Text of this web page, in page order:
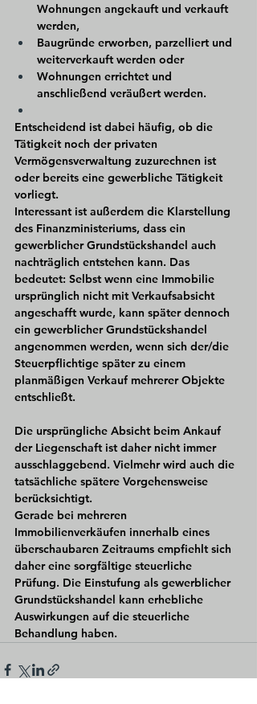
Wohnungen angekauft und verkauft
werden,
Baugründe erworben, parzelliert und
weiterverkauft werden oder
Wohnungen errichtet und
anschließend veräußert werden.
Entscheidend ist dabei häufig, ob die
Tätigkeit noch der privaten
Vermögensverwaltung zuzurechnen ist
oder bereits eine gewerbliche Tätigkeit
vorliegt.
Interessant ist außerdem die Klarstellung
des Finanzministeriums, dass ein
gewerblicher Grundstückshandel auch
nachträglich entstehen kann. Das
bedeutet: Selbst wenn eine Immobilie
ursprünglich nicht mit Verkaufsabsicht
angeschafft wurde, kann später dennoch
ein gewerblicher Grundstückshandel
angenommen werden, wenn sich der/die
Steuerpflichtige später zu einem
planmäßigen Verkauf mehrerer Objekte
entschließt.
Die ursprüngliche Absicht beim Ankauf
der Liegenschaft ist daher nicht immer
ausschlaggebend. Vielmehr wird auch die
tatsächliche spätere Vorgehensweise
berücksichtigt.
Gerade bei mehreren
Immobilienverkäufen innerhalb eines
überschaubaren Zeitraums empfiehlt sich
daher eine sorgfältige steuerliche
Prüfung. Die Einstufung als gewerblicher
Grundstückshandel kann erhebliche
Auswirkungen auf die steuerliche
Behandlung haben.